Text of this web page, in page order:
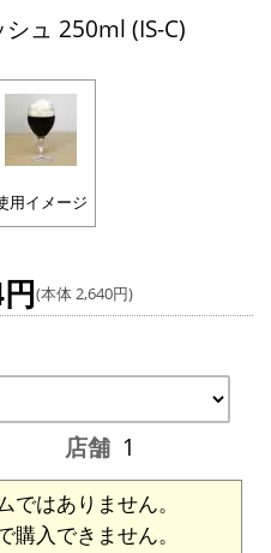
ュ 250ml (IS-C)
用イメージ
(本体 2,640円)
店舗 1
はありません。
購入できません。